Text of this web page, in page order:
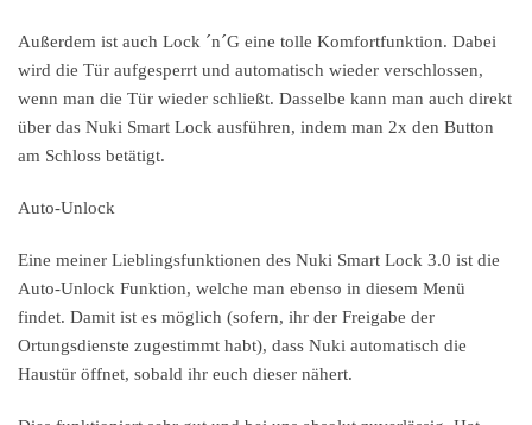
Außerdem ist auch Lock ´n´G eine tolle Komfortfunktion. Dabei
wird die Tür aufgesperrt und automatisch wieder verschlossen,
wenn man die Tür wieder schließt. Dasselbe kann man auch direkt
über das Nuki Smart Lock ausführen, indem man 2x den Button
am Schloss betätigt.
Auto-Unlock
Eine meiner Lieblingsfunktionen des Nuki Smart Lock 3.0 ist die
Auto-Unlock Funktion, welche man ebenso in diesem Menü
findet. Damit ist es möglich (sofern, ihr der Freigabe der
Ortungsdienste zugestimmt habt), dass Nuki automatisch die
Haustür öffnet, sobald ihr euch dieser nähert.